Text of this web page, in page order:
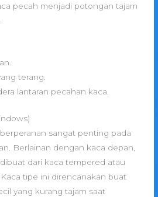
pecah menjadi potongan tajam
terang.
lantaran pecahan kaca.
sangat penting pada
Berlainan dengan kaca depan,
dari kaca tempered atau
tipe ini direncanakan buat
yang kurang tajam saat